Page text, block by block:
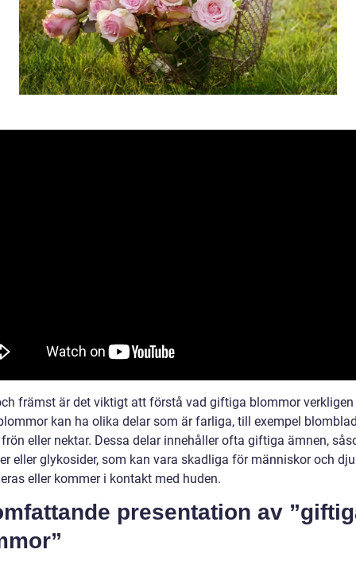
främst är det viktigt att förstå vad giftiga blommor verkligen
kan ha olika delar som är farliga, till exempel
eller nektar. Dessa delar innehåller ofta giftiga ämnen,
eller glykosider, som kan vara skadliga för människor och
eller kommer i kontakt med huden.
presentation av